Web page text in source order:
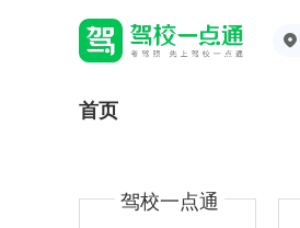
首页
驾校一点通